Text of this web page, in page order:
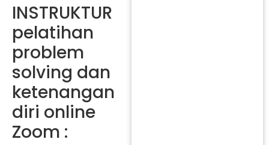
INSTRUKTUR
pelatihan
problem
solving dan
ketenangan
diri online
Zoom :